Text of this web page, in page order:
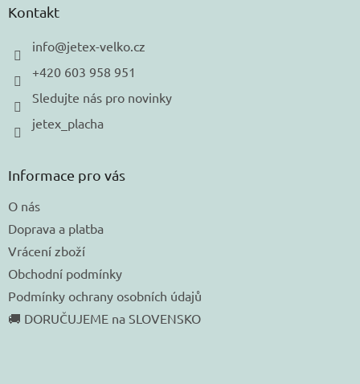
Kontakt
info@jetex-velko.cz
+420 603 958 951
Sledujte nás pro novinky
jetex_placha
Informace pro vás
O nás
Doprava a platba
Vrácení zboží
Obchodní podmínky
Podmínky ochrany osobních údajů
🚚 DORUČUJEME na SLOVENSKO